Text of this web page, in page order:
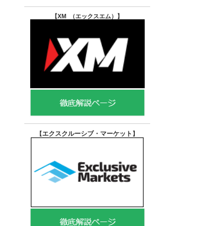
【XM （エックスエム） 】
【エクスクルーシブ・マーケット 】